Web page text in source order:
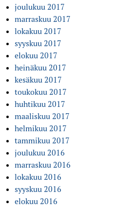
joulukuu 2017
marraskuu 2017
lokakuu 2017
syyskuu 2017
elokuu 2017
heinäkuu 2017
kesäkuu 2017
toukokuu 2017
huhtikuu 2017
maaliskuu 2017
helmikuu 2017
tammikuu 2017
joulukuu 2016
marraskuu 2016
lokakuu 2016
syyskuu 2016
elokuu 2016